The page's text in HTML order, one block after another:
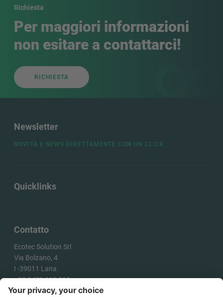
Richiesta
Per maggiori informazioni
non esitare a contattarci!
RICHIESTA
Contatto
Ecotec Solution Srl
Via Bolzano, 4
I -39011 Lana
+39 0473 313 010
info@ecotecsolution.com
Quicklinks
Newsletter
NOVITÀ E NEWS DIRETTAMENTE CON UN CLICK